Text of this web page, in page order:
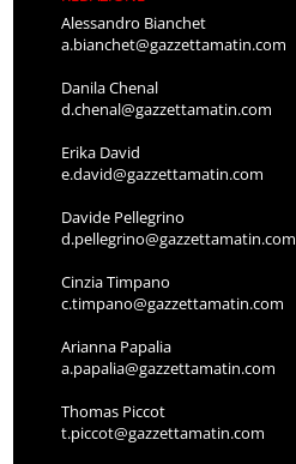
Alessandro Bianchet
a.bianchet@gazzettamatin.com
Danila Chenal
d.chenal@gazzettamatin.com
Erika David
e.david@gazzettamatin.com
Davide Pellegrino
d.pellegrino@gazzettamatin.com
Cinzia Timpano
c.timpano@gazzettamatin.com
Arianna Papalia
a.papalia@gazzettamatin.com
Thomas Piccot
t.piccot@gazzettamatin.com